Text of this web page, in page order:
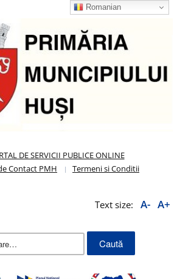
DE SERVICII PUBLICE ONLINE
Contact PMH
Termeni si Conditii
Text size: A- A+
Caută
Romanian